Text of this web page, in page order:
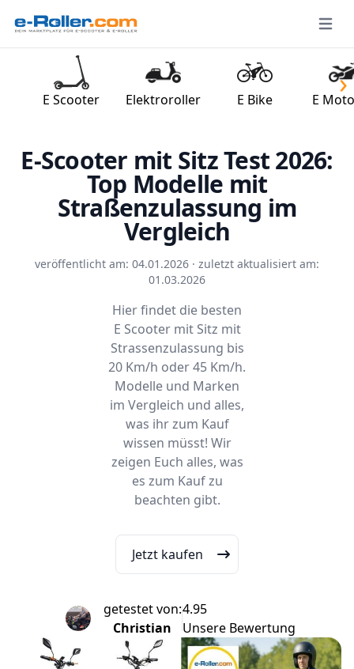
Open
›
E Scooter Elektroroller E Bike E
E-Scooter mit Sitz Test 2026:
Top Modelle mit
Straßenzulassung im
Vergleich
veröffentlicht am: 04.01.2026 · zuletzt aktualisiert am:
01.03.2026
Hier findet die besten
E Scooter mit Sitz mit
Strassenzulassung bis
20 Km/h oder 45 Km/h.
Modelle und Marken
im Vergleich und alles,
was ihr zum Kauf
wissen müsst! Wir
zeigen Euch alles, was
es zum Kauf zu
beachten gibt.
Jetzt kaufen
getestet von:
Christian
4.95
Unsere Bewertung